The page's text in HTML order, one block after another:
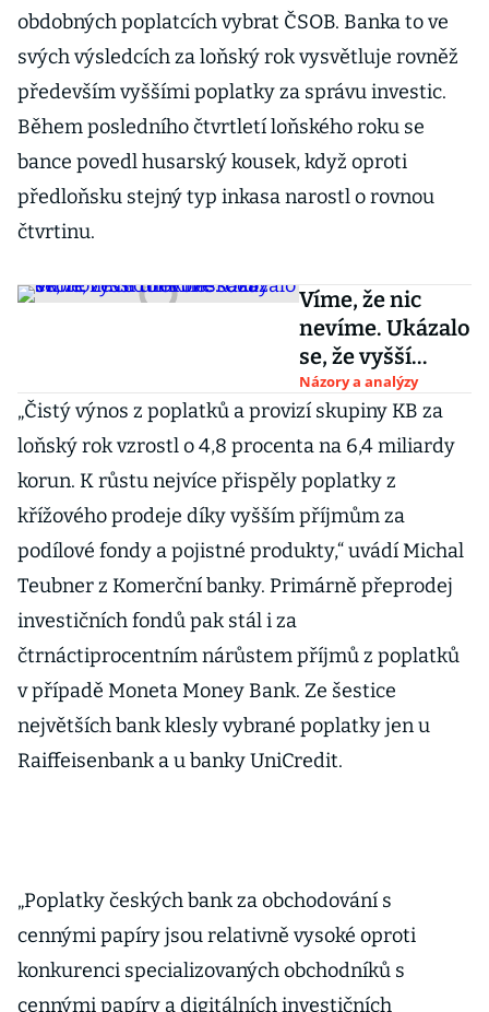
obdobných poplatcích vybrat ČSOB. Banka to ve
svých výsledcích za loňský rok vysvětluje rovněž
především vyššími poplatky za správu investic.
Během posledního čtvrtletí loňského roku se
bance povedl husarský kousek, když oproti
předloňsku stejný typ inkasa narostl o rovnou
čtvrtinu.
Víme, že nic
nevíme. Ukázalo
se, že vyšší
úrokové sazby
ekonomice tolik
neškodí
Názory a analýzy
„Čistý výnos z poplatků a provizí skupiny KB za
loňský rok vzrostl o 4,8 procenta na 6,4 miliardy
korun. K růstu nejvíce přispěly poplatky z
křížového prodeje díky vyšším příjmům za
podílové fondy a pojistné produkty,“ uvádí Michal
Teubner z Komerční banky. Primárně přeprodej
investičních fondů pak stál i za
čtrnáctiprocentním nárůstem příjmů z poplatků
v případě Moneta Money Bank. Ze šestice
největších bank klesly vybrané poplatky jen u
Raiffeisenbank a u banky UniCredit.
„Poplatky českých bank za obchodování s
cennými papíry jsou relativně vysoké oproti
konkurenci specializovaných obchodníků s
cennými papíry a digitálních investičních